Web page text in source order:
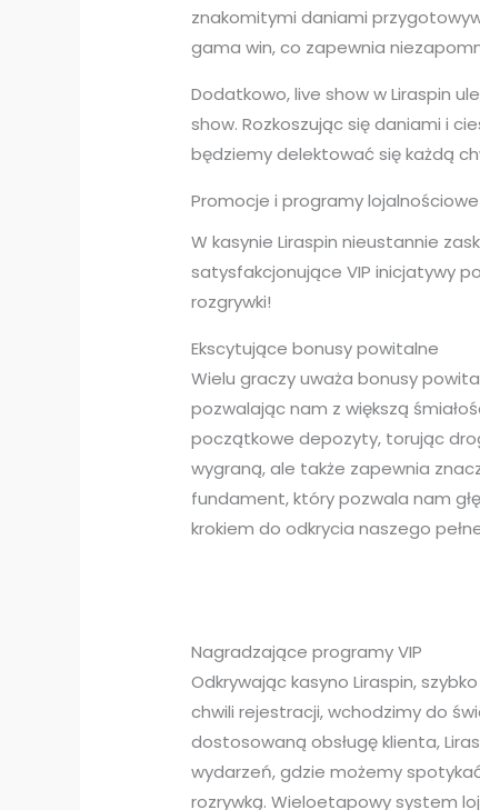
znakomitymi daniami
gama win, co zapewnia
Dodatkowo, live show w Liraspin
show. Rozkoszując się daniami i
będziemy delektować się każdą
Promocje i programy
W kasynie Liraspin nieustannie
satysfakcjonujące VIP inicjatywy
rozgrywki!
Ekscytujące bonusy powitalne
Wielu graczy uważa bonusy
pozwalając nam z większą
początkowe depozyty, torując
wygraną, ale także zapewnia
fundament, który pozwala nam
krokiem do odkrycia naszego
Nagradzające programy VIP
Odkrywając kasyno Liraspin,
chwili rejestracji, wchodzimy do
dostosowaną obsługę klienta,
wydarzeń, gdzie możemy
rozrywką. Wieloetapowy system